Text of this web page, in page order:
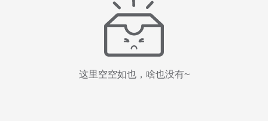
这里空空如也，啥也没有~